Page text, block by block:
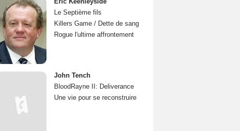
Le Septième fils
Killers Game / Dette de sang
Rogue l'ultime affrontement
John Tench
BloodRayne II: Deliverance
Une vie pour se reconstruire